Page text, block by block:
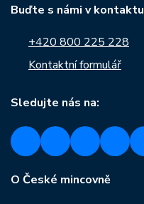
Buďte s námi v kontaktu
+420 800 225 228
Kontaktní formulář
Sledujte nás na:
O České mincovně